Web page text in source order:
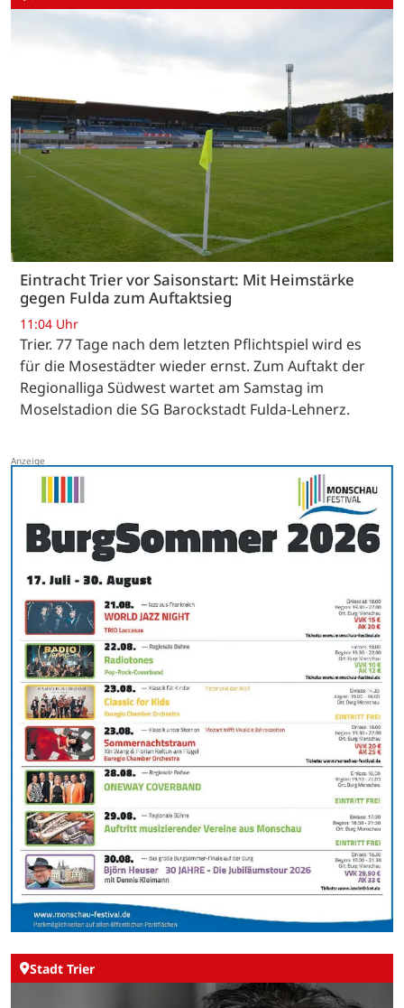
Eintracht Trier vor Saisonstart: Mit Heimstärke
gegen Fulda zum Auftaktsieg
11:04 Uhr
Trier. 77 Tage nach dem letzten Pflichtspiel wird es
für die Mosestädter wieder ernst. Zum Auftakt der
Regionalliga Südwest wartet am Samstag im
Moselstadion die SG Barockstadt Fulda-Lehnerz.
Stadt Trier